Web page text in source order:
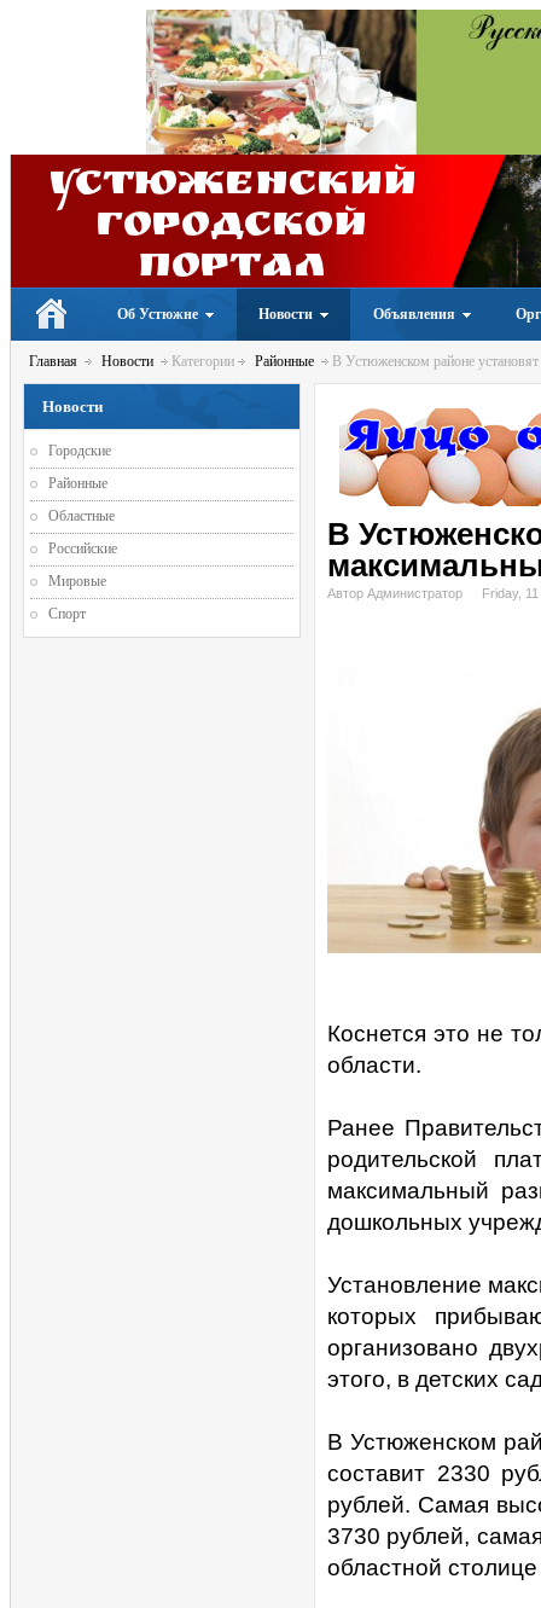
Устюженский
Городской
портал
Об Устюжне Новости Объявления
Главная Новости Категории Районные В Устюженском районе
В
Автор Администратор Friday,
Коснется это не
области.
Ранее
родительской
максимальный
дошкольных
Установление
которых
организовано
этого, в детских
В Устюженском
составит 2330
рублей. Самая
3730 рублей,
областной
Новости
Городские
Районные
Областные
Российские
Мировые
Спорт